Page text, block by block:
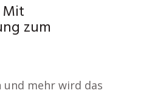
zum
und mehr wird das